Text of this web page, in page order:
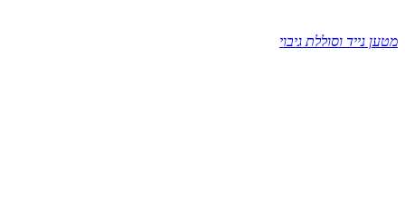
מטען נייד וסוללת גיבוי